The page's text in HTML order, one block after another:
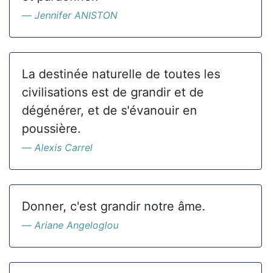
Jennifer ANISTON
La destinée naturelle de toutes les
civilisations est de grandir et de
dégénérer, et de s'évanouir en
poussière.
Alexis Carrel
Donner, c'est grandir notre âme.
Ariane Angeloglou